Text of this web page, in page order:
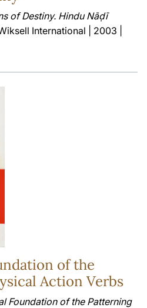
of Destiny. Hindu Nāḍī
International | 2003 |
of the
Action Verbs
Foundation of the Patterning